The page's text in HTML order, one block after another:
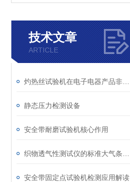
技术文章
ARTICLE
静态压力检测设备
安全带耐磨试验机核心作用
安全带固定点试验机检测应用解读